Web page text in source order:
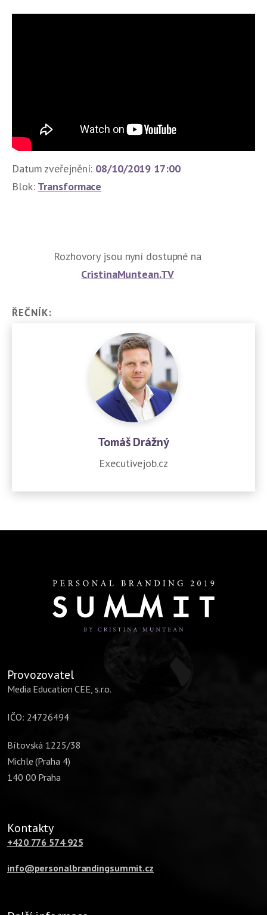
Datum zveřejnění: 08/10/2019 17:00
Blok: Transformace
Rozhovory jsou nyní dostupné na
CristinaMuntean.TV
ŘEČNÍK:
Tomáš Drážný
Executivejob.cz
Provozovatel
Media Education CEE, s.r.o.
IČO: 24726494
Bítovská 1225/38
Michle (Praha 4)
140 00 Praha
Kontakty
+420 776 574 925
info@personalbrandingsummit.cz